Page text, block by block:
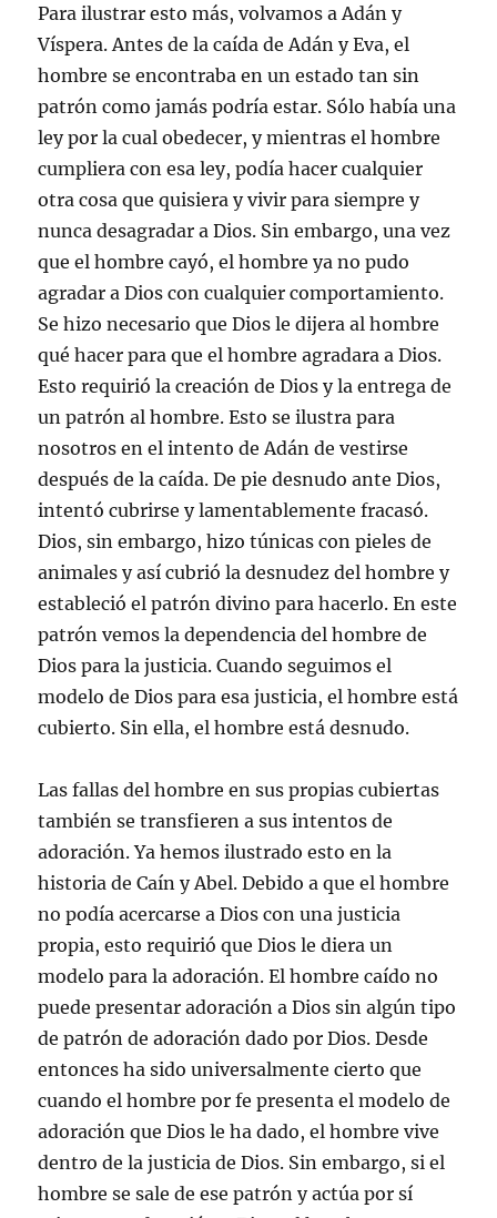
Para ilustrar esto más, volvamos a Adán y
Víspera. Antes de la caída de Adán y Eva, el
hombre se encontraba en un estado tan sin
patrón como jamás podría estar. Sólo había una
ley por la cual obedecer, y mientras el hombre
cumpliera con esa ley, podía hacer cualquier
otra cosa que quisiera y vivir para siempre y
nunca desagradar a Dios. Sin embargo, una vez
que el hombre cayó, el hombre ya no pudo
agradar a Dios con cualquier comportamiento.
Se hizo necesario que Dios le dijera al hombre
qué hacer para que el hombre agradara a Dios.
Esto requirió la creación de Dios y la entrega de
un patrón al hombre. Esto se ilustra para
nosotros en el intento de Adán de vestirse
después de la caída. De pie desnudo ante Dios,
intentó cubrirse y lamentablemente fracasó.
Dios, sin embargo, hizo túnicas con pieles de
animales y así cubrió la desnudez del hombre y
estableció el patrón divino para hacerlo. En este
patrón vemos la dependencia del hombre de
Dios para la justicia. Cuando seguimos el
modelo de Dios para esa justicia, el hombre está
cubierto. Sin ella, el hombre está desnudo.
Las fallas del hombre en sus propias cubiertas
también se transfieren a sus intentos de
adoración. Ya hemos ilustrado esto en la
historia de Caín y Abel. Debido a que el hombre
no podía acercarse a Dios con una justicia
propia, esto requirió que Dios le diera un
modelo para la adoración. El hombre caído no
puede presentar adoración a Dios sin algún tipo
de patrón de adoración dado por Dios. Desde
entonces ha sido universalmente cierto que
cuando el hombre por fe presenta el modelo de
adoración que Dios le ha dado, el hombre vive
dentro de la justicia de Dios. Sin embargo, si el
hombre se sale de ese patrón y actúa por sí